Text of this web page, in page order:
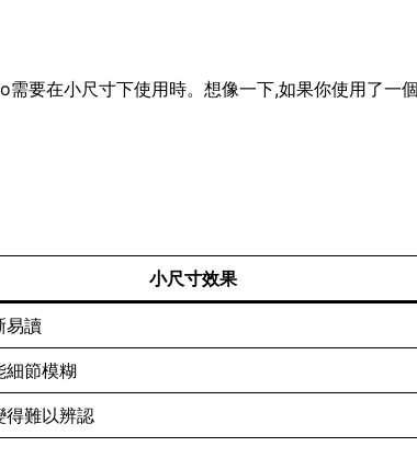
要在小尺寸下使用時。想像一下,如果你使用了
小尺寸效果
易讀
細節模糊
得難以辨認